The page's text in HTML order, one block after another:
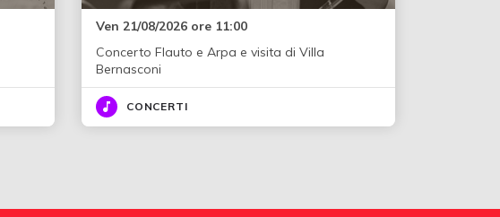
Ven 21/08/2026 ore 11:00
Concerto Flauto e Arpa e visita di Villa
Bernasconi
CONCERTI